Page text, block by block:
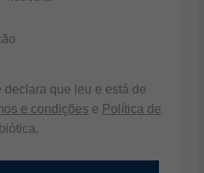
declara que leu e está de
e condições e Política de